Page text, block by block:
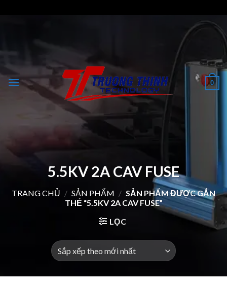
0
5.5KV 2A CAV FUSE
TRANG CHỦ / SẢN PHẨM / SẢN PHẨM ĐƯỢC GẮN
THẺ “5.5KV 2A CAV FUSE”
LỌC